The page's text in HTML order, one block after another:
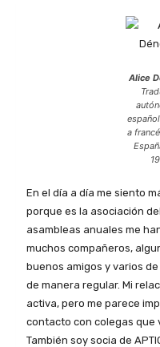
Alice
a
En el día a día me siento
porque es la asociación
asambleas anuales me
muchos compañeros,
buenos amigos y varios
de manera regular. Mi
activa, pero me parece
contacto con colegas que
También soy socia de